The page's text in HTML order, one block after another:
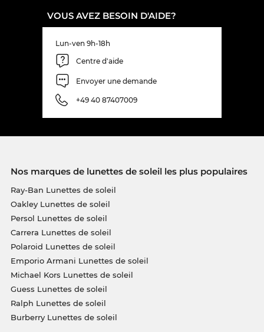
VOUS AVEZ BESOIN D'AIDE?
Lun-ven 9h-18h
Centre d'aide
Envoyer une demande
+49 40 87407009
Nos marques de lunettes de soleil les plus populaires
Ray-Ban Lunettes de soleil
Oakley Lunettes de soleil
Persol Lunettes de soleil
Carrera Lunettes de soleil
Polaroid Lunettes de soleil
Emporio Armani Lunettes de soleil
Michael Kors Lunettes de soleil
Guess Lunettes de soleil
Ralph Lunettes de soleil
Burberry Lunettes de soleil